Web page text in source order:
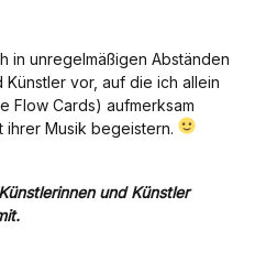
in unregelmäßigen Abständen
vor, auf die ich allein
Flow Cards) aufmerksam
ihrer Musik begeistern.
und Künstler